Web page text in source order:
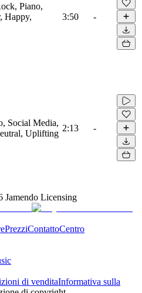
Piano,
Happy,
3:50 -
Social Media,
Uplifting
2:13 -
Jamendo Licensing
PrezziContattoCentro
di venditaInformativa sulla